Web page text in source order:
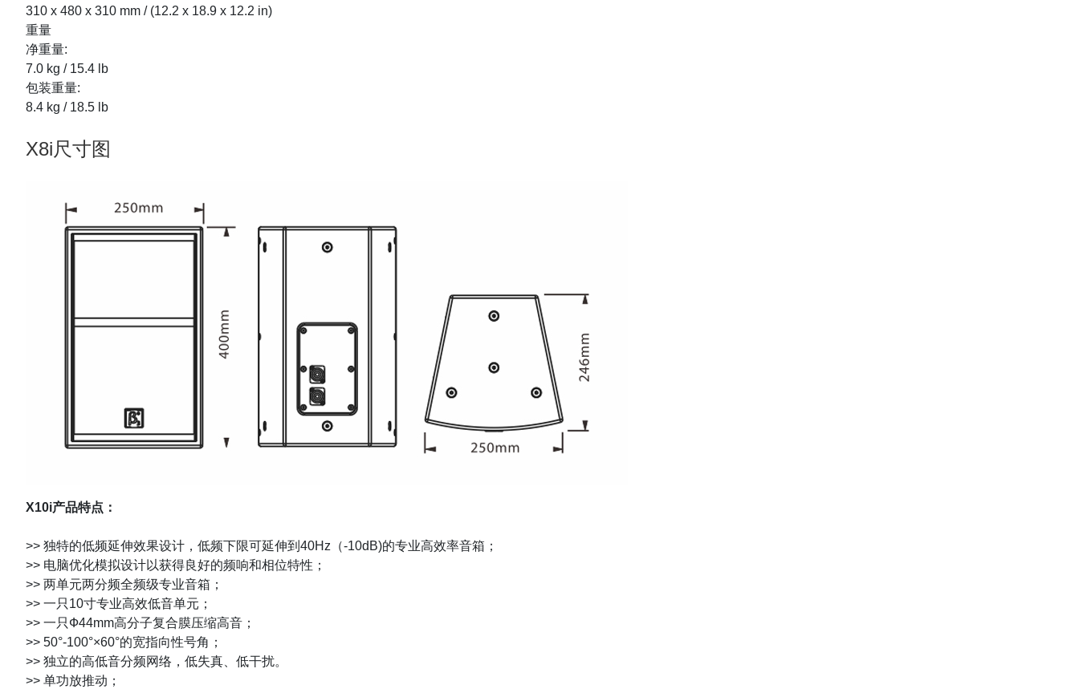
310 x 480 x 310 mm / (12.2 x 18.9 x 12.2 in)
重量
净重量:
7.0 kg / 15.4 lb
包装重量:
8.4 kg / 18.5 lb
X8i尺寸图
X10i产品特点：
>> 独特的低频延伸效果设计，低频下限可延伸到40Hz（-10dB)的专业高效率音箱；
>> 电脑优化模拟设计以获得良好的频响和相位特性；
>> 两单元两分频全频级专业音箱；
>> 一只10寸专业高效低音单元；
>> 一只Ф44mm高分子复合膜压缩高音；
>> 50°-100°×60°的宽指向性号角；
>> 独立的高低音分频网络，低失真、低干扰。
>> 单功放推动；